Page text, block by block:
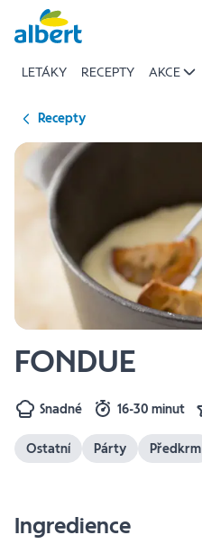
Přeskočit
LETÁKY RECEPTY AKCE
Recepty
FONDUE
Snadné 16-30 minut
Ostatní Párty Předkrm
Ingredience